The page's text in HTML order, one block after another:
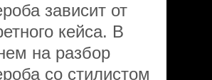
зависит от
кейса. В
на разбор
со стилистом